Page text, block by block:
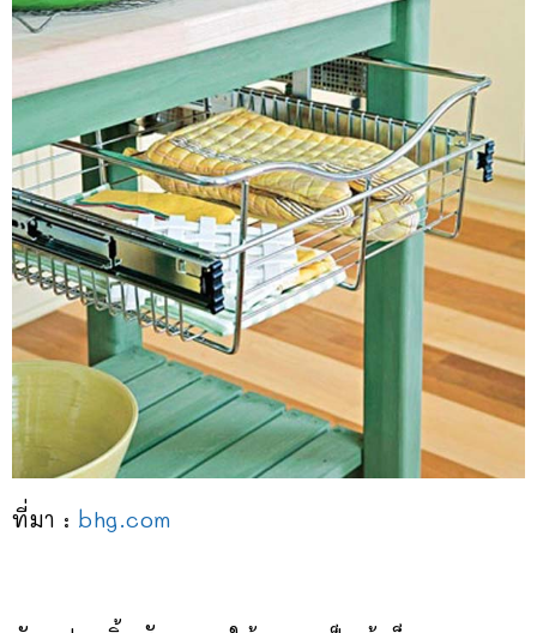
ที่มา : bhg.com